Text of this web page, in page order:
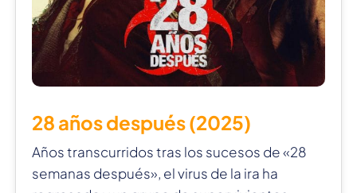
28 años después (2025)
Años transcurridos tras los sucesos de «28
semanas después», el virus de la ira ha